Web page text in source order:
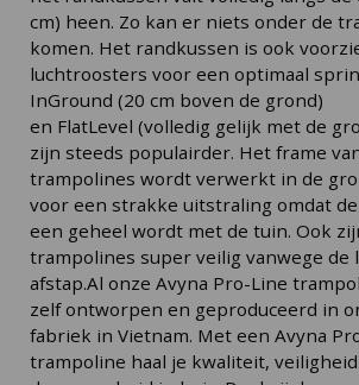
cm) heen. Zo kan er niets onder de
komen. Het randkussen is ook
luchtroosters voor een optimaal
InGround (20 cm boven de grond)
en FlatLevel (volledig gelijk met de
zijn steeds populairder. Het frame
trampolines wordt verwerkt in de
voor een strakke uitstraling omdat
een geheel wordt met de tuin. Ook
trampolines super veilig vanwege de
afstap.Al onze Avyna Pro-Line
zelf ontworpen en geproduceerd in
fabriek in Vietnam. Met een Avyna
trampoline haal je kwaliteit,